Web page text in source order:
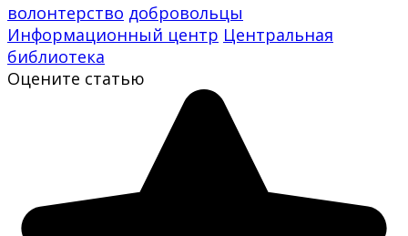
волонтерство добровольцы
Информационный центр Центральная
библиотека
Оцените статью